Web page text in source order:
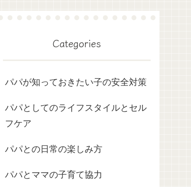
Categories
パパが知っておきたい子の安全対策
パパとしてのライフスタイルとセル
フケア
パパとの日常の楽しみ方
パパとママの子育て協力